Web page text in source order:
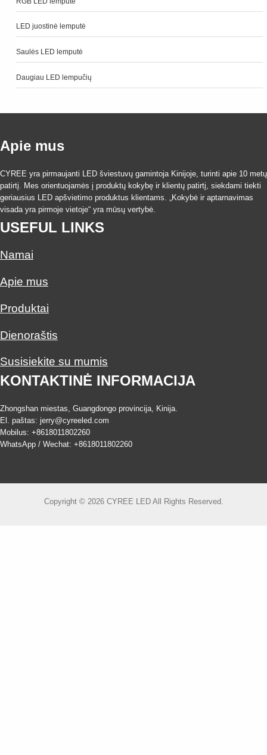
LED juostinė lemputė
Saulės LED lemputė
Daugiau LED lempučių
Apie mus
CYREE yra pirmaujanti LED šviestuvų gamintoja Kinijoje, turinti apie 10 metų
patirtį. Mes orientuojamės į produktų kokybę ir klientų patirtį, siekdami tiekti
geriausius LED apšvietimo produktus klientams. „Kokybė ir aptarnavimas
visada yra pirmoje vietoje“ yra mūsų vertybė.
USEFUL LINKS
Namai
Apie mus
Produktai
Dienoraštis
Susisiekite su mumis
KONTAKTINĖ INFORMACIJA
Zhongshan miestas, Guangdongo provincija, Kinija.
El. paštas: jerry@cyreeled.com
Mobilus: +8618011802260
WhatsApp / Wechat: +8618011802260
Copyright © 2026 CYREE LED All Rights Reserved.